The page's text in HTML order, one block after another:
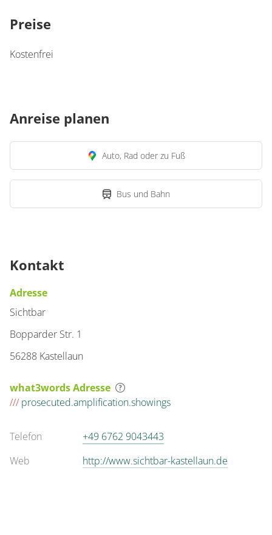
Preise
Kostenfrei
Anreise planen
Auto, Rad oder zu Fuß
Bus und Bahn
Kontakt
Adresse
Sichtbar
Bopparder Str. 1
56288 Kastellaun
what3words Adresse
/// prosecuted.amplification.showings
Telefon
+49 6762 9043443
Web
http://www.sichtbar-kastellaun.de